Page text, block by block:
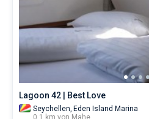
Lagoon 42 | Best Love
Seychellen, Eden Island Marina
0.1 km von Mahe